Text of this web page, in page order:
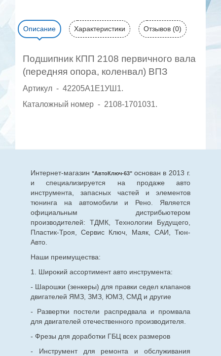
Описание Характеристики Отзывов (0)
Подшипник КПП 2108 первичного вала
(передняя опора, коленвал) ВПЗ
Артикул - 42205А1Е1УШ1.
Каталожный номер - 2108-1701031.
Интернет-магазин "АвтоКлюч-63" основан в 2013 г.
и специализируется на продаже авто
инструмента, запасных частей и элементов
тюнинга на автомобили и Рено. Является
официальным дистрибьютером
производителей: ТДМК, Технологии Будущего,
Пластик-Троя, Сервис Ключ, Маяк, САИ, Тюн-
Авто.
Наши преимущества:
1. Широкий ассортимент авто инструмента:
- Шарошки (зенкеры) для правки седел клапанов
двигателей ЯМЗ, ЗМЗ, ЮМЗ, СМД и другие
- Развертки постели распредвала и промвала
для двигателей отечественного производителя.
- Фрезы для доработки ГБЦ всех размеров
- Инструмент для ремонта и обслуживания